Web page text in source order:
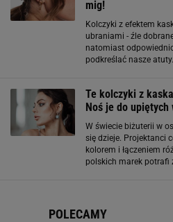
mig!
Kolczyki z efektem
ubraniami - źle
natomiast
podkreślać nasze
Te kolczyki z
Noś je do upiętych
W świecie biżuterii w
się dzieje. Projektanci
kolorem i łączeniem
polskich marek potrafi
POLECAMY